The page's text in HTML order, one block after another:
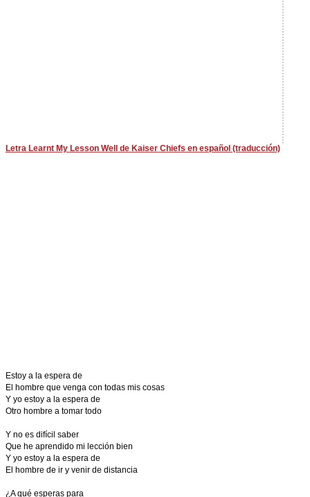
Letra Learnt My Lesson Well de Kaiser Chiefs en español (traducción)
Estoy a la espera de
El hombre que venga con todas mis cosas
Y yo estoy a la espera de
Otro hombre a tomar todo
Y no es difícil saber
Que he aprendido mi lección bien
Y yo estoy a la espera de
El hombre de ir y venir de distancia
¿A qué esperas para